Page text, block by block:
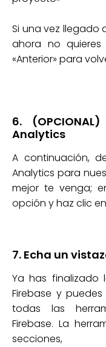
Si una vez llegado
ahora no
«Anterior» para
6.
Analytics
A continuación,
Analytics para
mejor te venga;
opción y haz clic
7. Echa un
Ya has
Firebase y
todas las
Firebase. La
secciones,